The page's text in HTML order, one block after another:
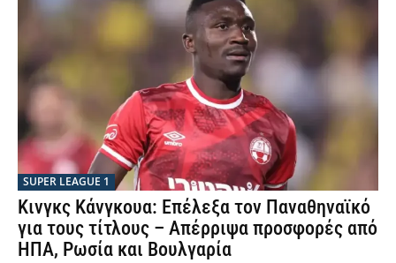
SUPER LEAGUE 1
Κινγκς Κάνγκουα: Επέλεξα τον Παναθηναϊκό
για τους τίτλους – Απέρριψα προσφορές από
ΗΠΑ, Ρωσία και Βουλγαρία